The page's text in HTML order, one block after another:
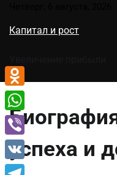
содержимому
Капитал и рост
успеха и
Odnoklassniki
WhatsApp
Viber
VK